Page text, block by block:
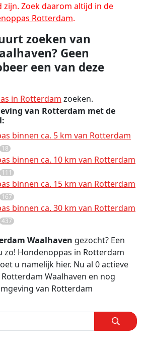
zijn. Zoek daarom altijd in de
Rotterdam.
zoeken van
Geen
een van deze
in Rotterdam zoeken.
van Rotterdam met de
binnen ca. 5 km van Rotterdam
18
binnen ca. 10 km van Rotterdam
111
binnen ca. 15 km van Rotterdam
167
binnen ca. 30 km van Rotterdam
437
Waalhaven gezocht? Een
zo! Hondenoppas in Rotterdam
u namelijk hier. Nu al 0 actieve
Waalhaven en nog
van Rotterdam